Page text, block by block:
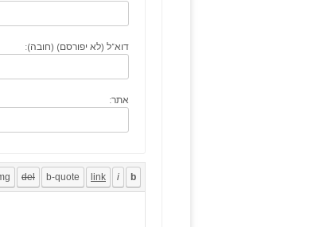
דוא"ל (לא יפורסם) (חובה):
אתר: